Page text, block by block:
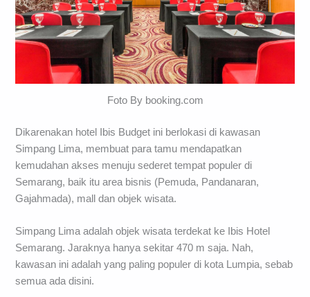
Foto By booking.com
Dikarenakan hotel Ibis Budget ini berlokasi di kawasan
Simpang Lima, membuat para tamu mendapatkan
kemudahan akses menuju sederet tempat populer di
Semarang, baik itu area bisnis (Pemuda, Pandanaran,
Gajahmada), mall dan objek wisata.
Simpang Lima adalah objek wisata terdekat ke Ibis Hotel
Semarang. Jaraknya hanya sekitar 470 m saja. Nah,
kawasan ini adalah yang paling populer di kota Lumpia, sebab
semua ada disini.